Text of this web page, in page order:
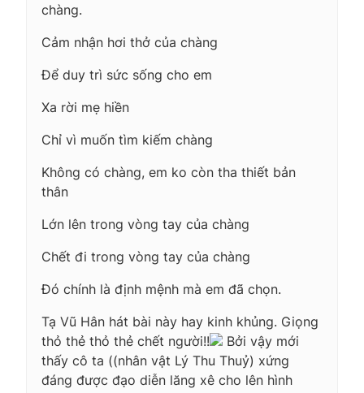
chàng.
Cảm nhận hơi thở của chàng
Để duy trì sức sống cho em
Xa rời mẹ hiền
Chỉ vì muốn tìm kiếm chàng
Không có chàng, em ko còn tha thiết bản
thân
Lớn lên trong vòng tay của chàng
Chết đi trong vòng tay của chàng
Đó chính là định mệnh mà em đã chọn.
Tạ Vũ Hân hát bài này hay kinh khủng. Giọng
thỏ thẻ thỏ thẻ chết người!!
Bởi vậy mới
thấy cô ta ((nhân vật Lý Thu Thuỷ) xứng
đáng được đạo diễn lăng xê cho lên hình